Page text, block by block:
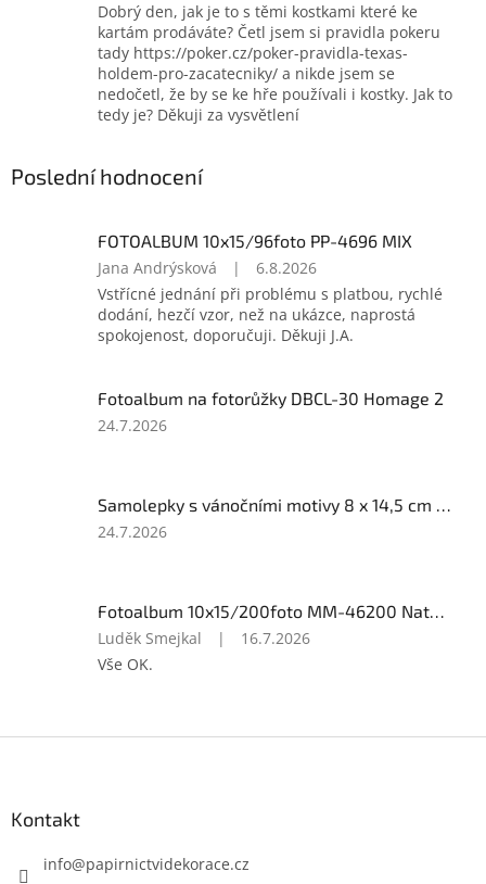
Dobrý den, jak je to s těmi kostkami které ke
kartám prodáváte? Četl jsem si pravidla pokeru
tady https://poker.cz/poker-pravidla-texas-
holdem-pro-zacatecniky/ a nikde jsem se
nedočetl, že by se ke hře používali i kostky. Jak to
tedy je? Děkuji za vysvětlení
Poslední hodnocení
FOTOALBUM 10x15/96foto PP-4696 MIX
Hodnocení
produktu
je
5
hvězdiček.
Jana Andrýsková |
6.8.2026
Vstřícné jednání při problému s platbou, rychlé
dodání, hezčí vzor, než na ukázce, naprostá
spokojenost, doporučuji. Děkuji J.A.
Fotoalbum na fotorůžky DBCL-30 Homage 2
Hodnocení
z
5
24.7.2026
Samolepky s vánočními motivy 8 x 14,5 cm 10724
Hodnocení
z
5
hvězdiček.
24.7.2026
Fotoalbum 10x15/200foto MM-46200 Natur 2
Hodnocení
produktu
5
Luděk Smejkal |
16.7.2026
Vše OK.
Kontakt
info@papirnictvidekorace.cz